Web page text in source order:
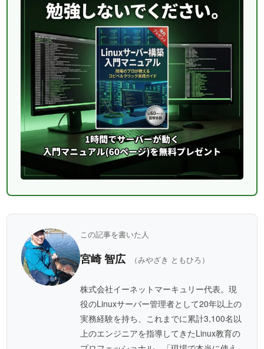
この記事を書いた人
宮崎 智広 （みやざき ともひろ）
株式会社イーネットマーキュリー代表。現
役のLinuxサーバー管理者として20年以上の
実務経験を持ち、これまでに累計3,100名以
上のエンジニアを指導してきたLinux教育の